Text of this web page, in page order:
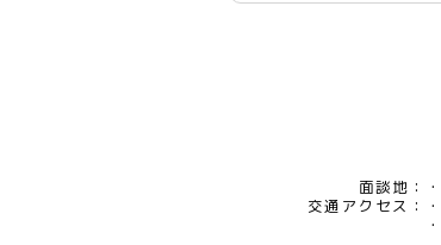
面談地：
交通アクセス：